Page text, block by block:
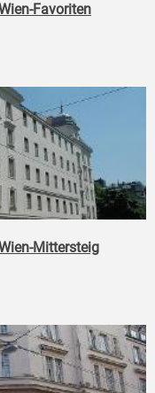
Favoriten
Mittersteig